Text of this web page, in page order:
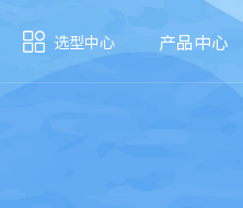
选型中心 产品中心